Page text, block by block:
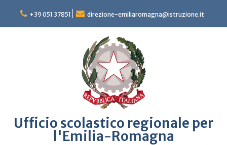
content
+39 051 37851 direzione-emiliaromagna@istruzione.it
Ufficio scolastico regionale per
l'Emilia-Romagna